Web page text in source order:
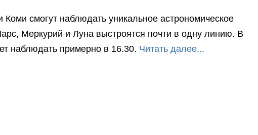
смогут наблюдать уникальное астрономическое
Меркурий и Луна выстроятся почти в одну линию. В
наблюдать примерно в 16.30. Читать далее...